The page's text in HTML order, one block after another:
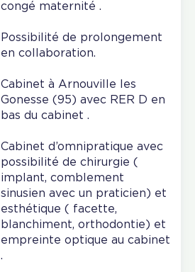
congé maternité .
Possibilité de prolongement
en collaboration.
Cabinet à Arnouville les
Gonesse (95) avec RER D en
bas du cabinet .
Cabinet d’omnipratique avec
possibilité de chirurgie (
implant, comblement
sinusien avec un praticien) et
esthétique ( facette,
blanchiment, orthodontie) et
empreinte optique au cabinet
.